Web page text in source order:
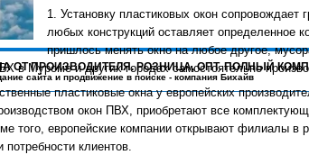
Установку пластиковых окон
любых конструкций оставляет определенное
пришлось менять окно на любое другое,
в Муроме и других городах самостоятельно
пластиковые окна у европейских
окон ПВХ, приобретают все
того, европейские компании открывают филиалы в
клиентов.
ОТ ПРОИЗВОДИТЕЛЯ. РОЗНИЦА, ОПТ. ПОЛНЫЙ
сайта и продвижение в поиске- компания Бихайв